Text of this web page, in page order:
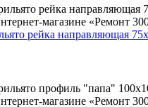
рейка направляющая